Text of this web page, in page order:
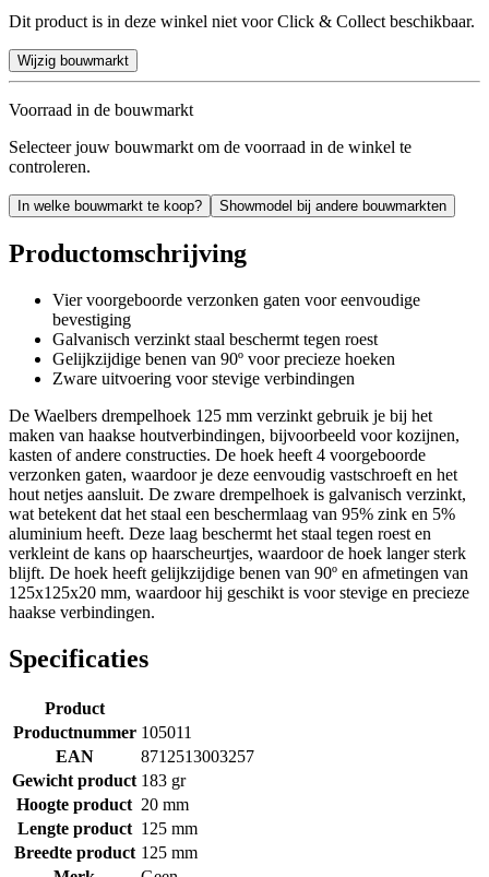
Dit product is in deze winkel niet voor Click & Collect beschikbaar.
Wijzig bouwmarkt
Voorraad in de bouwmarkt
Selecteer jouw bouwmarkt om de voorraad in de winkel te
controleren.
In welke bouwmarkt te koop? Showmodel bij andere bouwmarkten
Productomschrijving
Vier voorgeboorde verzonken gaten voor eenvoudige
bevestiging
Galvanisch verzinkt staal beschermt tegen roest
Gelijkzijdige benen van 90º voor precieze hoeken
Zware uitvoering voor stevige verbindingen
De Waelbers drempelhoek 125 mm verzinkt gebruik je bij het
maken van haakse houtverbindingen, bijvoorbeeld voor kozijnen,
kasten of andere constructies. De hoek heeft 4 voorgeboorde
verzonken gaten, waardoor je deze eenvoudig vastschroeft en het
hout netjes aansluit. De zware drempelhoek is galvanisch verzinkt,
wat betekent dat het staal een beschermlaag van 95% zink en 5%
aluminium heeft. Deze laag beschermt het staal tegen roest en
verkleint de kans op haarscheurtjes, waardoor de hoek langer sterk
blijft. De hoek heeft gelijkzijdige benen van 90º en afmetingen van
125x125x20 mm, waardoor hij geschikt is voor stevige en precieze
haakse verbindingen.
Specificaties
Product
Productnummer 105011
EAN
8712513003257
Gewicht product 183 gr
Hoogte product 20 mm
Lengte product 125 mm
Breedte product 125 mm